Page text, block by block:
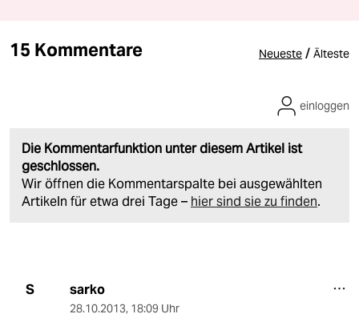
15 Kommentare Neueste / Älteste
Die Kommentarfunktion unter diesem Artikel ist
geschlossen.
Wir öffnen die Kommentarspalte bei ausgewählten
Artikeln für etwa drei Tage – hier sind sie zu finden.
einloggen
S sarko
28.10.2013, 18:09 Uhr